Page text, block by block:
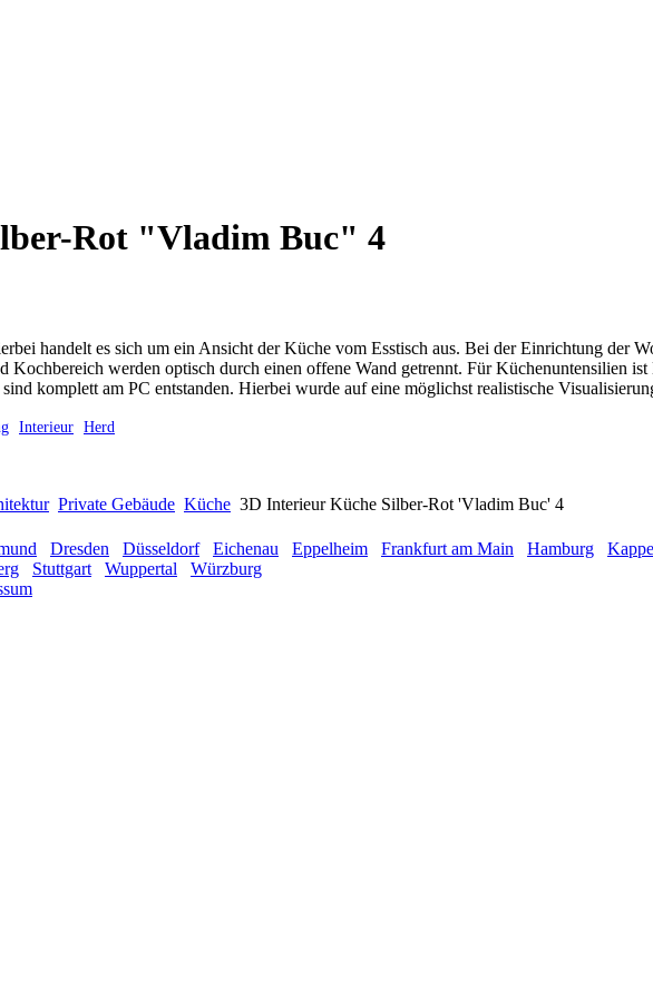
Rot "Vladim Buc" 4
handelt es sich um ein Ansicht der Küche vom Esstisch aus. Bei der Einrichtung der
Kochbereich werden optisch durch einen offene Wand getrennt. Für Küchenuntensilien
komplett am PC entstanden. Hierbei wurde auf eine möglichst realistische
Interieur Herd
Private Gebäude Küche 3D Interieur Küche Silber-Rot 'Vladim Buc' 4
Dresden Düsseldorf Eichenau Eppelheim Frankfurt am Main Hamburg
Stuttgart Wuppertal
Würzburg